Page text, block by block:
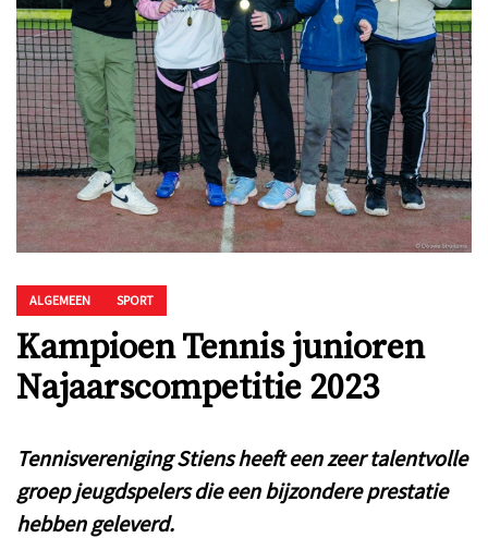
ALGEMEEN SPORT
Kampioen Tennis junioren
Najaarscompetitie 2023
Tennisvereniging Stiens heeft een zeer talentvolle
groep jeugdspelers die een bijzondere prestatie
hebben geleverd.